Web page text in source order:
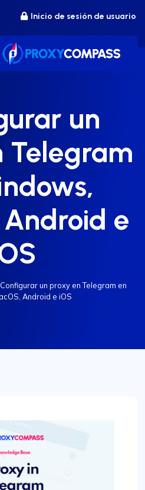
Inicio de sesión de usuario
un
Telegram
e
Configurar un proxy en Telegram en
Android e iOS